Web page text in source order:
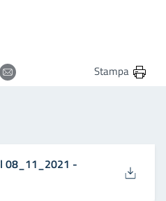
pagina su Facebook
questa pagina su Twitter
Condividi questa pagina su Linkedin
Condividi questa pagina via
Stampa
08_11_2021 -